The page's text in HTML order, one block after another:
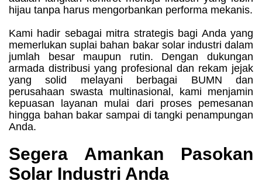
hijau tanpa harus mengorbankan performa mekanis.
Kami hadir sebagai mitra strategis bagi Anda yang
memerlukan suplai bahan bakar solar industri dalam
jumlah besar maupun rutin. Dengan dukungan
armada distribusi yang profesional dan rekam jejak
yang solid melayani berbagai BUMN dan
perusahaan swasta multinasional, kami menjamin
kepuasan layanan mulai dari proses pemesanan
hingga bahan bakar sampai di tangki penampungan
Anda.
Segera Amankan Pasokan
Solar Industri Anda